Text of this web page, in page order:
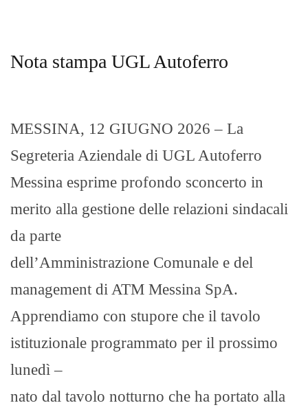
Nota stampa UGL Autoferro
MESSINA, 12 GIUGNO 2026 – La
Segreteria Aziendale di UGL Autoferro
Messina esprime profondo sconcerto in
merito alla gestione delle relazioni sindacali
da parte
dell’Amministrazione Comunale e del
management di ATM Messina SpA.
Apprendiamo con stupore che il tavolo
istituzionale programmato per il prossimo
lunedì –
nato dal tavolo notturno che ha portato alla